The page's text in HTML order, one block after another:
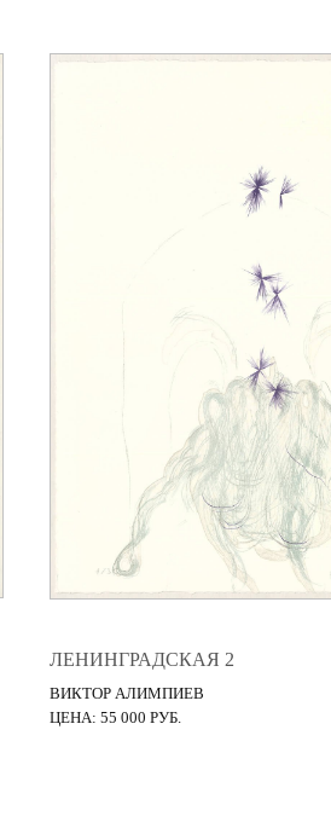
ЛЕНИНГРАДСКАЯ 2
ВИКТОР АЛИМПИЕВ
ЦЕНА: 55 000 РУБ.